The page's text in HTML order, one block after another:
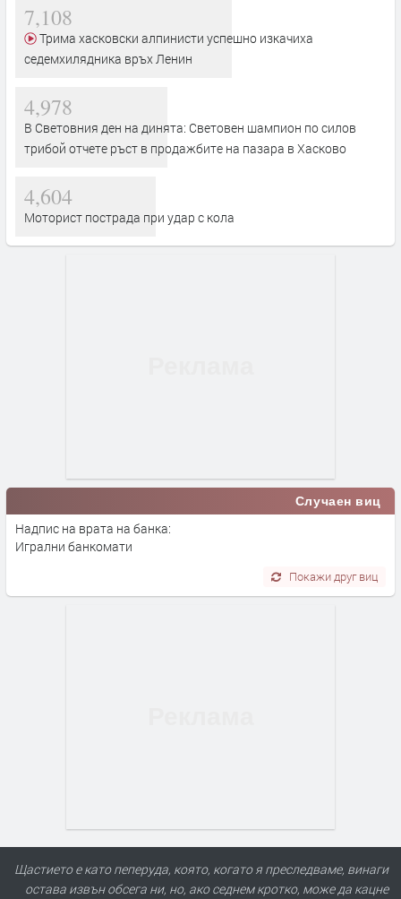
7,108
седемхилядника връх Ленин
4,978
В Световния ден на динята: Световен шампион по силов
трибой отчете ръст в продажбите на пазара в Хасково
4,604
Моторист пострада при удар с кола
Случаен виц
Надпис на врата на банка:
Игрални банкомати
Покажи друг виц
Щастието е като пеперуда, която, когато я преследваме, винаги
остава извън обсега ни, но, ако седнем кротко, може да кацне